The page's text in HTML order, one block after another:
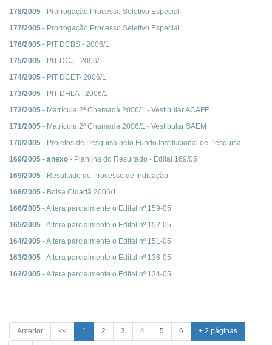
178/2005 - Prorrogação Processo Seletivo Especial
177/2005 - Prorrogação Processo Seletivo Especial
176/2005 - PIT DCBS - 2006/1
175/2005 - PIT DCJ - 2006/1
174/2005 - PIT DCET- 2006/1
173/2005 - PIT DHLA - 2006/1
172/2005 - Matrícula 2ª Chamada 2006/1 - Vestibular ACAFE
171/2005 - Matrícula 2ª Chamada 2006/1 - Vestibular SAEM
170/2005 - Projetos de Pesquisa pelo Fundo Institucional de Pesquisa
169/2005 - anexo - Planilha do Resultado - Edital 169/05
169/2005 - Resultado do Processo de Indicação
168/2005 - Bolsa Cidadã 2006/1
166/2005 - Altera parcialmente o Edital nº 159-05
165/2005 - Altera parcialmente o Edital nº 152-05
164/2005 - Altera parcialmente o Edital nº 151-05
163/2005 - Altera parcialmente o Edital nº 136-05
162/2005 - Altera parcialmente o Edital nº 134-05
Anterior << 1 2 3 4 5 6 + 2 páginas